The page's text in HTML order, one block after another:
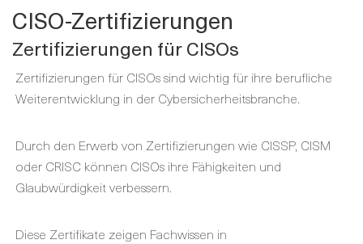
CISO-Zertifizierungen
Zertifizierungen für CISOs
Zertifizierungen für CISOs sind wichtig für ihre berufliche
Weiterentwicklung in der Cybersicherheitsbranche.
Durch den Erwerb von Zertifizierungen wie CISSP, CISM
oder CRISC können CISOs ihre Fähigkeiten und
Glaubwürdigkeit verbessern.
Diese Zertifikate zeigen Fachwissen in